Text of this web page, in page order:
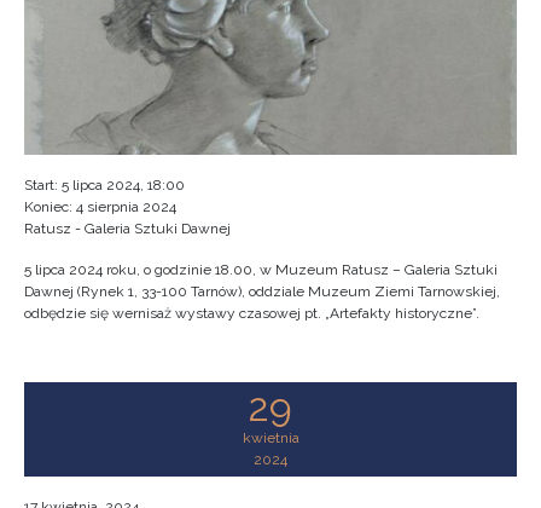
Start: 5 lipca 2024, 18:00
Koniec: 4 sierpnia 2024
Ratusz - Galeria Sztuki Dawnej
5 lipca 2024 roku, o godzinie 18.00, w Muzeum Ratusz – Galeria Sztuki
Dawnej (Rynek 1, 33-100 Tarnów), oddziale Muzeum Ziemi Tarnowskiej,
odbędzie się wernisaż wystawy czasowej pt. „Artefakty historyczne”.
29
kwietnia
2024